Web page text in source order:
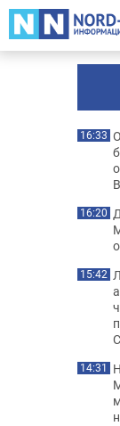
16:33
16:20
15:42
14:31